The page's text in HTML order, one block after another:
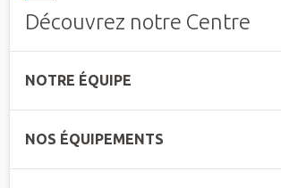
Découvrez notre Centre
NOTRE ÉQUIPE
NOS ÉQUIPEMENTS